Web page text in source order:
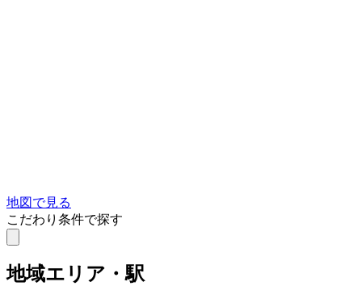
地図で見る
こだわり条件で探す
地域エリア・駅